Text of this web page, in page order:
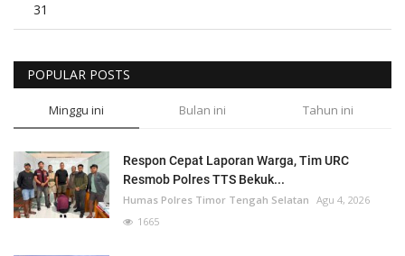
31
POPULAR POSTS
Minggu ini Bulan ini Tahun ini
Respon Cepat Laporan Warga, Tim URC
Resmob Polres TTS Bekuk...
Humas Polres Timor Tengah Selatan Agu 4, 2026
1665